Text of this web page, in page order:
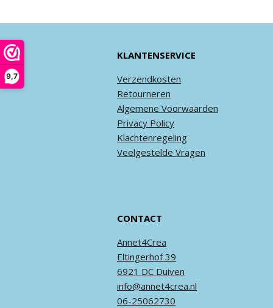
9,7
KLANTENSERVICE
Verzendkosten
Retourneren
Algemene Voorwaarden
Privacy Policy
Klachtenregeling
Veelgestelde Vragen
CONTACT
Annet4Crea
Eltingerhof 39
6921 DC Duiven
info@annet4crea.nl
06-25062730